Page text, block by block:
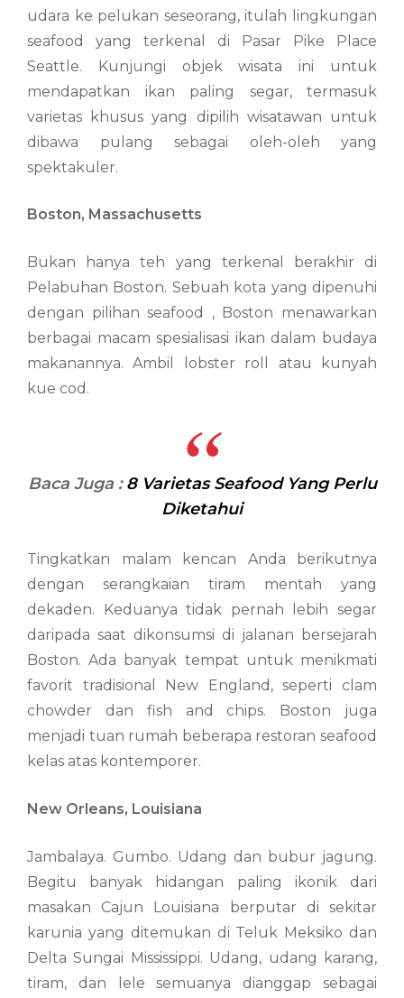
udara ke pelukan seseorang, itulah lingkungan
seafood yang terkenal di Pasar Pike Place
Seattle. Kunjungi objek wisata ini untuk
mendapatkan ikan paling segar, termasuk
varietas khusus yang dipilih wisatawan untuk
dibawa pulang sebagai oleh-oleh yang
spektakuler.
Boston, Massachusetts
Bukan hanya teh yang terkenal berakhir di
Pelabuhan Boston. Sebuah kota yang dipenuhi
dengan pilihan seafood , Boston menawarkan
berbagai macam spesialisasi ikan dalam budaya
makanannya. Ambil lobster roll atau kunyah
kue cod.
Baca Juga :8 Varietas Seafood Yang Perlu
Diketahui
Tingkatkan malam kencan Anda berikutnya
dengan serangkaian tiram mentah yang
dekaden. Keduanya tidak pernah lebih segar
daripada saat dikonsumsi di jalanan bersejarah
Boston. Ada banyak tempat untuk menikmati
favorit tradisional New England, seperti clam
chowder dan fish and chips. Boston juga
menjadi tuan rumah beberapa restoran seafood
kelas atas kontemporer.
New Orleans, Louisiana
Jambalaya. Gumbo. Udang dan bubur jagung.
Begitu banyak hidangan paling ikonik dari
masakan Cajun Louisiana berputar di sekitar
karunia yang ditemukan di Teluk Meksiko dan
Delta Sungai Mississippi. Udang, udang karang,
tiram, dan lele semuanya dianggap sebagai